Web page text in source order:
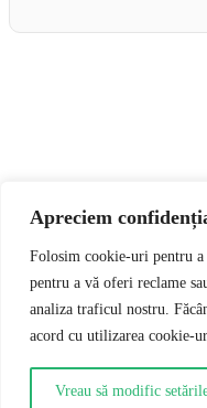
Apreciem
Folosim cookie-uri pentru a
pentru a vă oferi reclame
analiza traficul nostru.
acord cu utilizarea cookie-
Vreau să modific
👍
Continuă cumpărăturile